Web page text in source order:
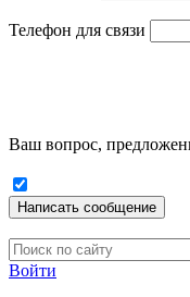
Телефон для связи
Ваш вопрос,
Написать сообщение
Войти